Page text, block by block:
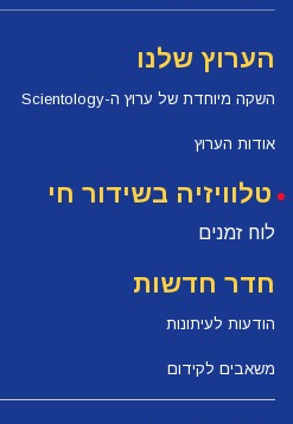
הערוץ שלנו
השקה מיוחדת של ערוץ ה-Scientology
אודות הערוץ
טלוויזיה בשידור חי
לוח זמנים
חדר חדשות
הודעות לעיתונות
משאבים לקידום